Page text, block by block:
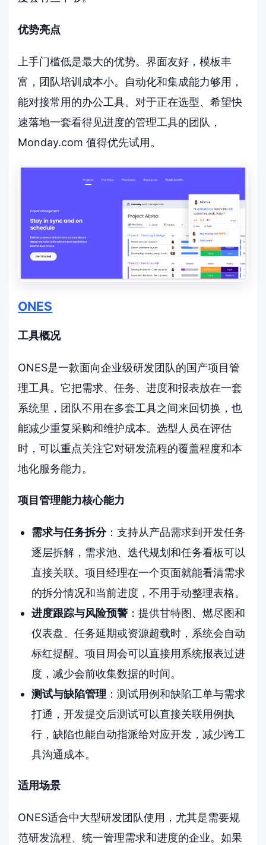
优势亮点
上手门槛低是最大的优势。界面友好，模板丰
富，团队培训成本小。自动化和集成能力够用，
能对接常用的办公工具。对于正在选型、希望快
速落地一套看得见进度的管理工具的团队，
Monday.com 值得优先试用。
ONES
工具概况
ONES是一款面向企业级研发团队的国产项目管
理工具。它把需求、任务、进度和报表放在一套
系统里，团队不用在多套工具之间来回切换，也
能减少重复采购和维护成本。选型人员在评估
时，可以重点关注它对研发流程的覆盖程度和本
地化服务能力。
项目管理能力核心能力
需求与任务拆分：支持从产品需求到开发任务
逐层拆解，需求池、迭代规划和任务看板可以
直接关联。项目经理在一个页面就能看清需求
的拆分情况和当前进度，不用手动整理表格。
进度跟踪与风险预警：提供甘特图、燃尽图和
仪表盘。任务延期或资源超载时，系统会自动
标红提醒。项目周会可以直接用系统报表过进
度，减少会前收集数据的时间。
测试与缺陷管理 ：测试用例和缺陷工单与需求
打通，开发提交后测试可以直接关联用例执
行，缺陷也能自动指派给对应开发，减少跨工
具沟通成本。
适用场景
ONES适合中大型研发团队使用，尤其是需要规
范研发流程、统一管理需求和进度的企业。如果